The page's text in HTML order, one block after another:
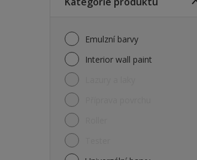
Emulzní barvy
Interior wall paint